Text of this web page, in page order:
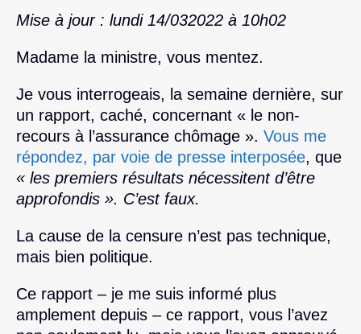
Mise à jour : lundi 14/032022 à 10h02
Madame la ministre, vous mentez.
Je vous interrogeais, la semaine dernière, sur
un rapport, caché, concernant « le non-
recours à l’assurance chômage ». Vous me
répondez, par voie de presse interposée, que
« les premiers résultats nécessitent d’être
approfondis ». C’est faux.
La cause de la censure n’est pas technique,
mais bien politique.
Ce rapport – je me suis informé plus
amplement depuis – ce rapport, vous l’avez